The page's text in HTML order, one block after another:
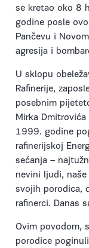
se kretao oko 8
godine posle
Pančevu i
agresija i
U sklopu
Rafinerije,
posebnim
Mirka
1999. godine
rafinerijskoj
sećanja –
nevini ljudi,
svojih porodica,
rafinerci. Danas
Ovim povodom,
porodice